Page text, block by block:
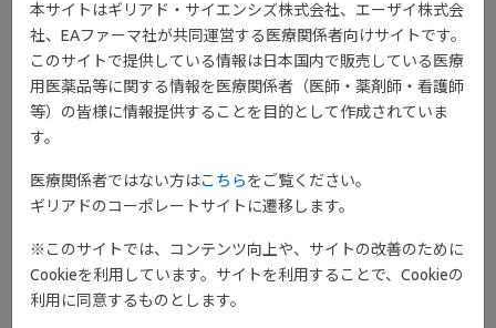
『T2T(Treat to Target）』実践の重要性は長らく言われており、
RA治療において将来の関節破壊を防止するために不可欠な治療戦
略です。
日本リウマチ学会 関節リウマチ診療ガイドライン2024改訂 薬物治
療アルゴリズム、T2T(Treat to Target)リコメンデーション(2014年
改訂)の概念をはじめ、臨床的寛解に加えてMMP-3正常化を目指し
た治療の重要性や、ジセレカの国際共同第Ⅲ相試験（ FINCH1試
験）などについて紹介しています。
download ダウンロード
本サイトはギリアド・サイエンシズ株式会社、エーザイ株式会
社、EAファーマ社が共同運営する医療関係者向けサイトです。
このサイトで提供している情報は日本国内で販売している医療
用医薬品等に関する情報を医療関係者（医師・薬剤師・看護師
等）の皆様に情報提供することを目的として作成されていま
す。
医療関係者ではない方はこちらをご覧ください。
ギリアドのコーポレートサイトに遷移します。
※このサイトでは、コンテンツ向上や、サイトの改善のために
Cookieを利用しています。サイトを利用することで、Cookieの
利用に同意するものとします。